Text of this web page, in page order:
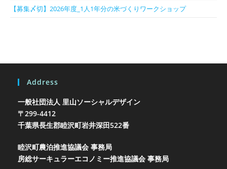
【募集〆切】2026年度_1人1年分の米づくりワークショップ
Address
一般社団法人 里山ソーシャルデザイン
〒299-4412
千葉県長生郡睦沢町岩井深田522番
睦沢町農泊推進協議会 事務局
房総サーキュラーエコノミー推進協議会 事務局